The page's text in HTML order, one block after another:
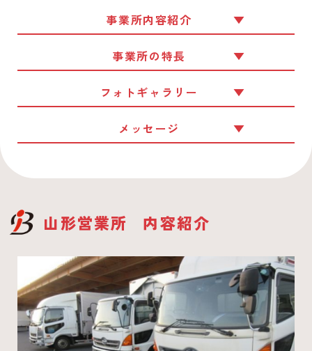
事業所内容紹介
事業所の特長
フォトギャラリー
メッセージ
山形営業所 内容紹介